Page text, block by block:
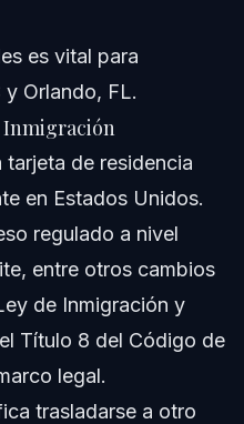
es vital para
y Orlando, FL.
Inmigración
tarjeta de residencia
en Estados Unidos.
regulado a nivel
entre otros cambios
de Inmigración y
Título 8 del Código de
legal.
trasladarse a otro